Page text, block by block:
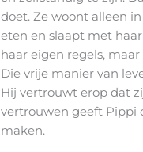
doet. Ze woont alleen
eten en slaapt met
haar eigen regels,
Die vrije manier van
Hij vertrouwt erop dat
vertrouwen geeft Pippi
maken.